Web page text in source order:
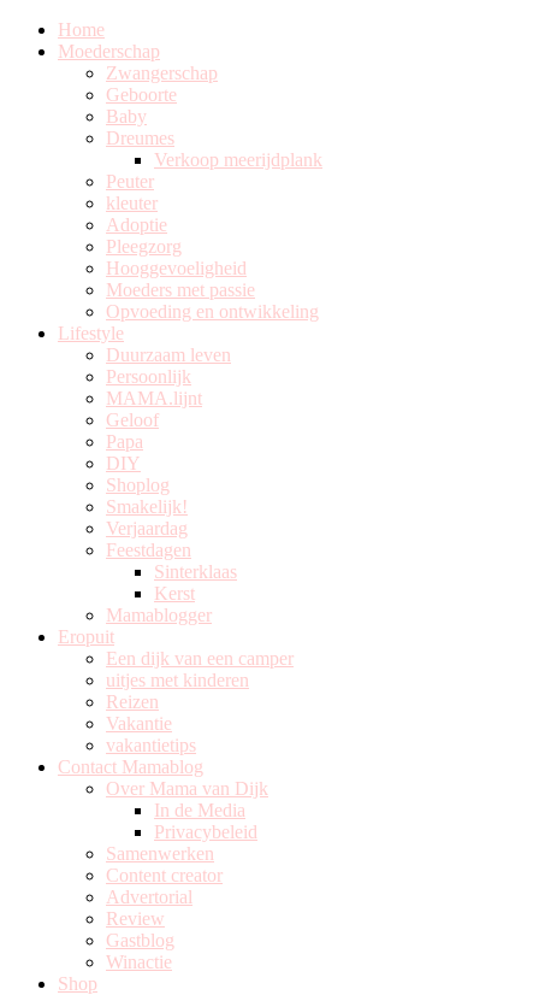
Home
Moederschap
Zwangerschap
Geboorte
Baby
Dreumes
Verkoop meerijdplank
Peuter
kleuter
Adoptie
Pleegzorg
Hooggevoeligheid
Moeders met passie
Opvoeding en ontwikkeling
Lifestyle
Duurzaam leven
Persoonlijk
MAMA.lijnt
Geloof
Papa
DIY
Shoplog
Smakelijk!
Verjaardag
Feestdagen
Sinterklaas
Kerst
Mamablogger
Eropuit
Een dijk van een camper
uitjes met kinderen
Reizen
Vakantie
vakantietips
Contact Mamablog
Over Mama van Dijk
In de Media
Privacybeleid
Samenwerken
Content creator
Advertorial
Review
Gastblog
Winactie
Shop